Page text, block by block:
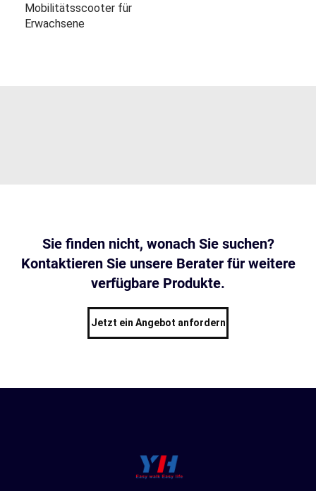
Mobilitätsscooter für
Erwachsene
Sie finden nicht, wonach Sie suchen?
Kontaktieren Sie unsere Berater für weitere
verfügbare Produkte.
Jetzt ein Angebot anfordern